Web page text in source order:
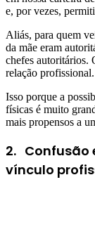
e, por vezes,
Aliás, para quem
da mãe eram
chefes autoritários.
relação profissional.
Isso porque a
físicas é muito
mais propensos a
2. Confusão
vínculo